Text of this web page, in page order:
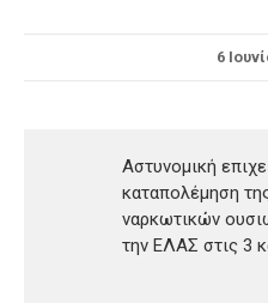
6
Αστυνομική
καταπολέμηση
ναρκωτικών
την ΕΛΑΣ στις 3